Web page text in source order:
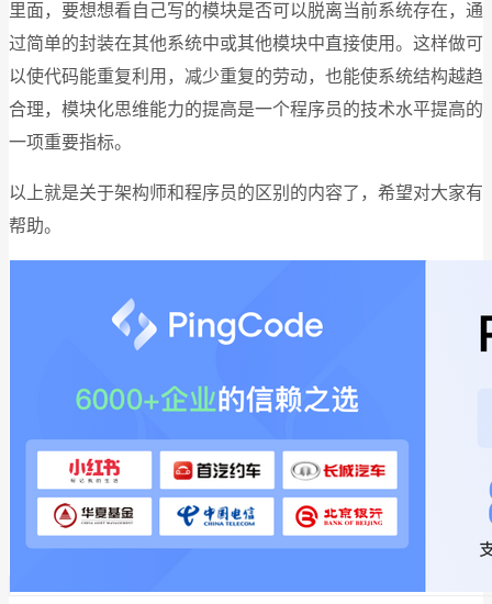
里面，要想想看自己写的模块是否可以脱离当前系统存在，通
过简单的封装在其他系统中或其他模块中直接使用。这样做可
以使代码能重复利用，减少重复的劳动，也能使系统结构越趋
合理，模块化思维能力的提高是一个程序员的技术水平提高的
一项重要指标。
以上就是关于架构师和程序员的区别的内容了，希望对大家有
帮助。